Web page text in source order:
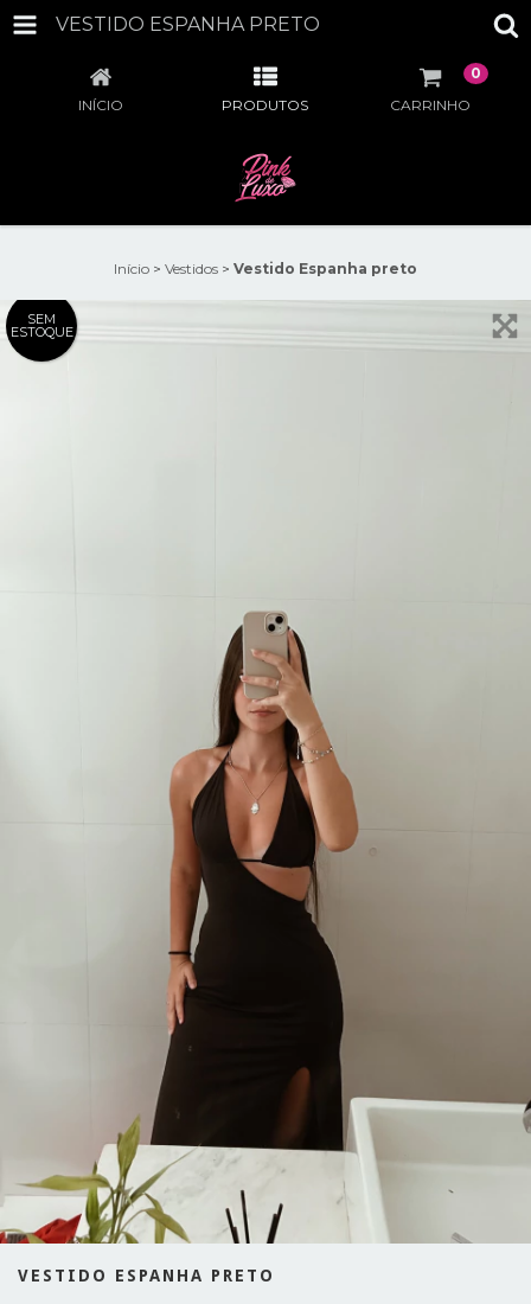
VESTIDO ESPANHA PRETO
INÍCIO PRODUTOS CARRINHO
0
Início > Vestidos > Vestido Espanha preto
SEM
ESTOQUE
VESTIDO ESPANHA PRETO